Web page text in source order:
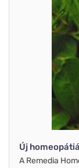
Új
A Remedia